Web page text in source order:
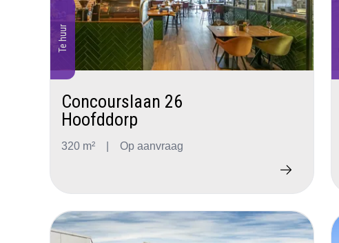
Te huur
Concourslaan 26
Hoofddorp
320 m² Op aanvraag